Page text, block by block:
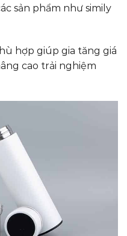
sản phẩm như simily
hợp giúp gia tăng giá
cao trải nghiệm